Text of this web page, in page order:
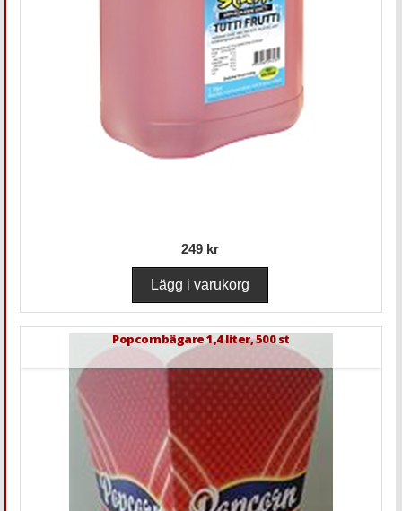
249 kr
Popcornbägare 1,4 liter, 500 st